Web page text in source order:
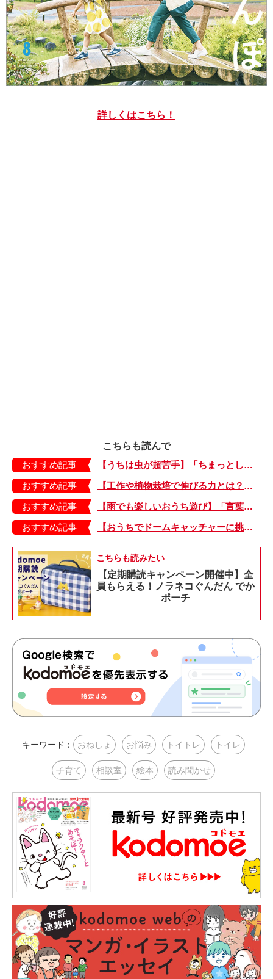
詳しくはこちら！
こちらも読んで
おすすめ記事
【うちは虫が超苦手】「ちまっとした虫にも大騒ぎ！」「可愛い系の虫……でも逃げる！」教えて！ みんなの虫ギライエピソード
おすすめ記事
【工作や植物栽培で伸びる力とは？】「非認知能力」を養う、おうちで楽しむ創作あそび・おうちあそび図鑑5
おすすめ記事
【雨でも楽しいおうち遊び】「言葉あそび」で伸ばす表現力や想像力・おうちあそび図鑑4
おすすめ記事
【おうちでドームキャッチャーに挑戦だ】アンパンマン わくわくドームキャッチャー
こちらも読みたい
【定期購読キャンペーン開催中】全
員もらえる！ノラネコぐんだん でか
ポーチ
キーワード： おねしょ お悩み トイトレ トイレ
子育て 相談室 絵本 読み聞かせ